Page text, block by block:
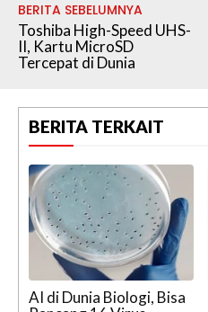
BERITA SEBELUMNYA
Toshiba High-Speed UHS-
II, Kartu MicroSD
Tercepat di Dunia
BERITA TERKAIT
AI di Dunia Biologi, Bisa